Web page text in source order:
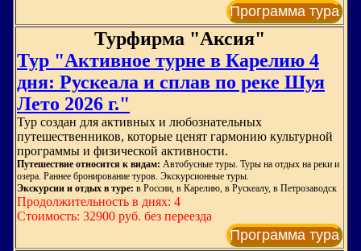
Программа тура
Турфирма "Аксия"
Тур "Активное турне в Карелию 4
дня: Рускеала и сплав по реке Шуя
Лето 2026 г."
Тур создан для активных и любознательных
путешественников, которые ценят гармонию культурной
программы и физической активности.
Путешествие относится к видам: Автобусные туры. Туры на отдых на реки и
озера. Раннее бронирование туров. Экскурсионные туры.
Экскурсии и отдых в туре: в России, в Карелию, в Рускеалу, в Петрозаводск
Продолжительность в днях: 4
Стоимость: 32900 руб. без переезда
Программа тура